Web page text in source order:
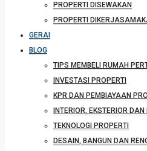
PROPERTI DISEWAKAN
PROPERTI
GERAI
BLOG
TIPS MEMBELI RUMAH
INVESTASI PROPERTI
KPR DAN PEMBIAYAAN
INTERIOR, EKSTERIOR
TEKNOLOGI PROPERTI
DESAIN, BANGUN DAN